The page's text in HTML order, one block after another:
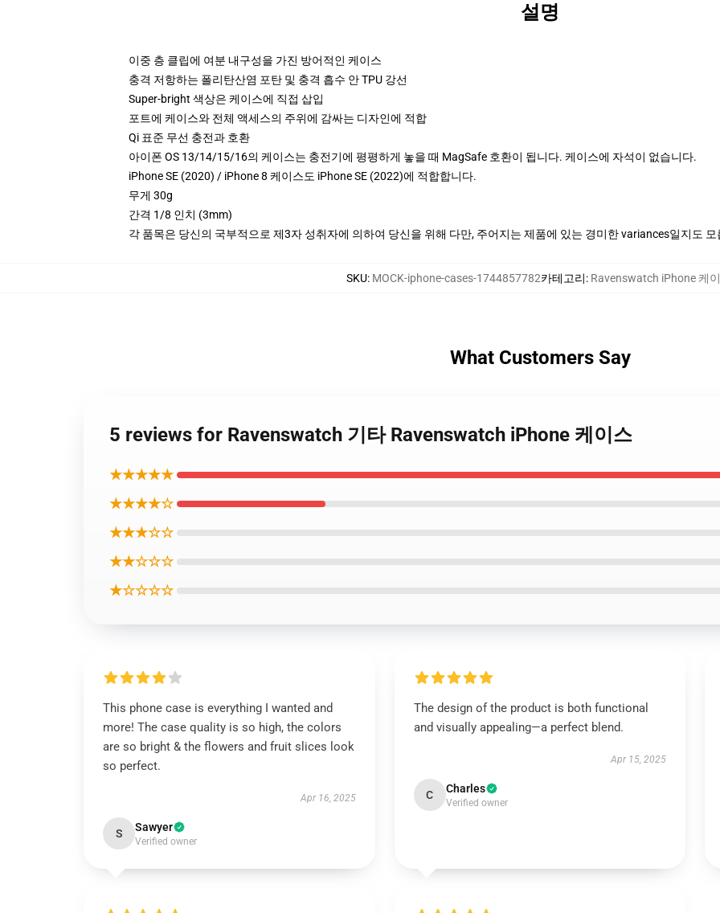
설명
이중 층 클립에 여분 내구성을 가진 방어적인 케이스
충격 저항하는 폴리탄산염 포탄 및 충격 흡수 안 TPU 강선
Super-bright 색상은 케이스에 직접 삽입
포트에 케이스와 전체 액세스의 주위에 감싸는 디자인에 적합
Qi 표준 무선 충전과 호환
아이폰 OS 13/14/15/16의 케이스는 충전기에 평평하게 놓을 때 MagSafe 호환이 됩니다. 케이스에 자석이 없습니다.
iPhone SE (2020) / iPhone 8 케이스도 iPhone SE (2022)에 적합합니다.
무게 30g
간격 1/8 인치 (3mm)
각 품목은 당신의 국부적으로 제3자 성취자에 의하여 당신을 위해 다만, 주어지는 제품에 있는 경미한 variances일지도
SKU: MOCK-iphone-cases-1744857782카테고리: Ravenswatch iPhone 케
What Customers Say
5 reviews for Ravenswatch 기타 Ravenswatch iPhone 케이스
★★★★★
★★★★☆
★★★☆☆
★★☆☆☆
★☆☆☆☆
This phone case is everything I wanted and
more! The case quality is so high, the colors
are so bright & the flowers and fruit slices look
so perfect.
Apr 16, 2025
S Sawyer
Verified owner
The design of the product is both functional
and visually appealing—a perfect blend.
Apr 15, 2025
C Charles
Verified owner